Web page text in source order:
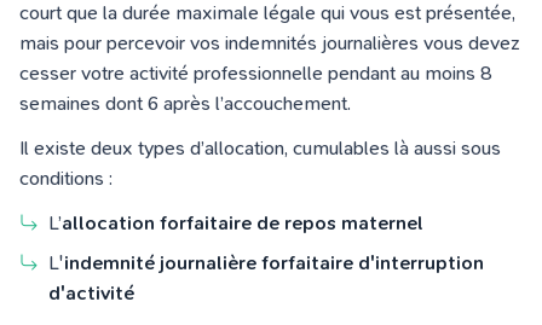
court que la durée maximale légale qui vous est présentée,
mais pour percevoir vos indemnités journalières vous devez
cesser votre activité professionnelle pendant au moins 8
semaines dont 6 après l’accouchement.
Il existe deux types d’allocation, cumulables là aussi sous
conditions :
L’allocation forfaitaire de repos maternel
L'indemnité journalière forfaitaire d'interruption
d'activité